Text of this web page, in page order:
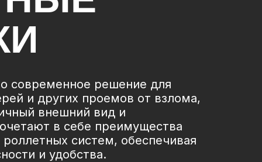
современное решение для
и других проемов от взлома,
внешний вид и
в себе преимущества
систем, обеспечивая
и удобства.